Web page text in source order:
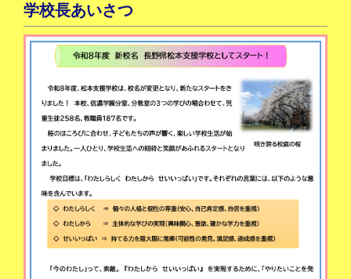
学校長あいさつ